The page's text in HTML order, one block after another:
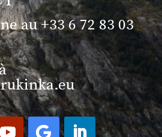
au +33 6 72 83 03